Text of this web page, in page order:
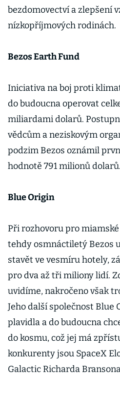
bezdomovectví a zlepšení
nízkopříjmových rodinách.
Bezos Earth Fund
Iniciativa na boj proti
do budoucna operovat
miliardami dolarů.
vědcům a neziskovým
podzim Bezos oznámil
hodnotě 791 milionů dolarů.
Blue Origin
Při rozhovoru pro miamské
tehdy osmnáctiletý Bezos
stavět ve vesmíru hotely,
pro dva až tři miliony lidí.
uvidíme, nakročeno však
Jeho další společnost Blue
plavidla a do budoucna
do kosmu, což jej má
konkurenty jsou SpaceX
Galactic Richarda